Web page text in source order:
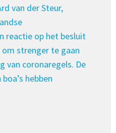
van der Steur,
reactie op het besluit
om strenger te gaan
van coronaregels. De
hebben